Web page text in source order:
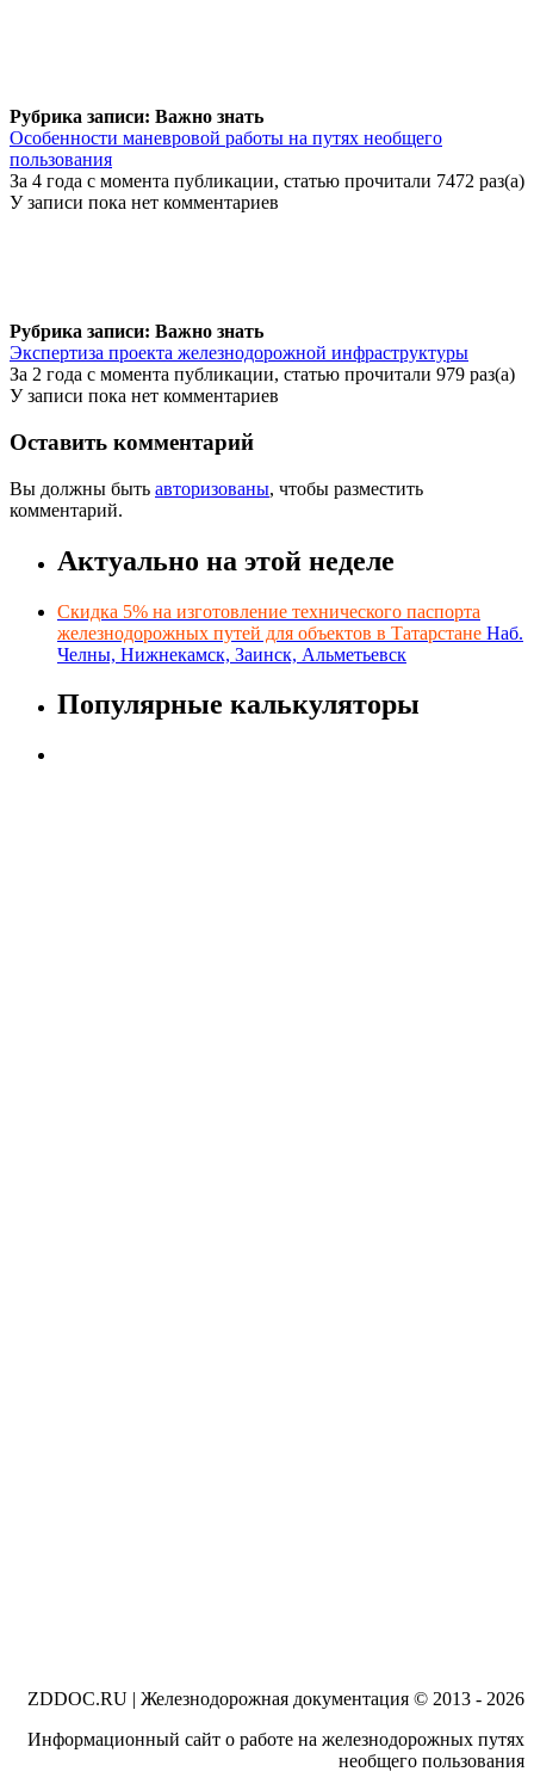
Рубрика записи: Важно знать
Особенности маневровой работы на путях необщего
пользования
За 4 года с момента публикации, статью прочитали 7472 раз(а)
У записи пока нет комментариев
Рубрика записи: Важно знать
Экспертиза проекта железнодорожной инфраструктуры
За 2 года с момента публикации, статью прочитали 979 раз(а)
У записи пока нет комментариев
Оставить комментарий
Вы должны быть авторизованы, чтобы разместить
комментарий.
Актуально на этой неделе
Скидка 5% на изготовление технического паспорта
железнодорожных путей для объектов в Татарстане Наб.
Челны, Нижнекамск, Заинск, Альметьевск
Популярные калькуляторы
ZDDOC.RU | Железнодорожная документация © 2013 - 2026
Информационный сайт о работе на железнодорожных путях
необщего пользования